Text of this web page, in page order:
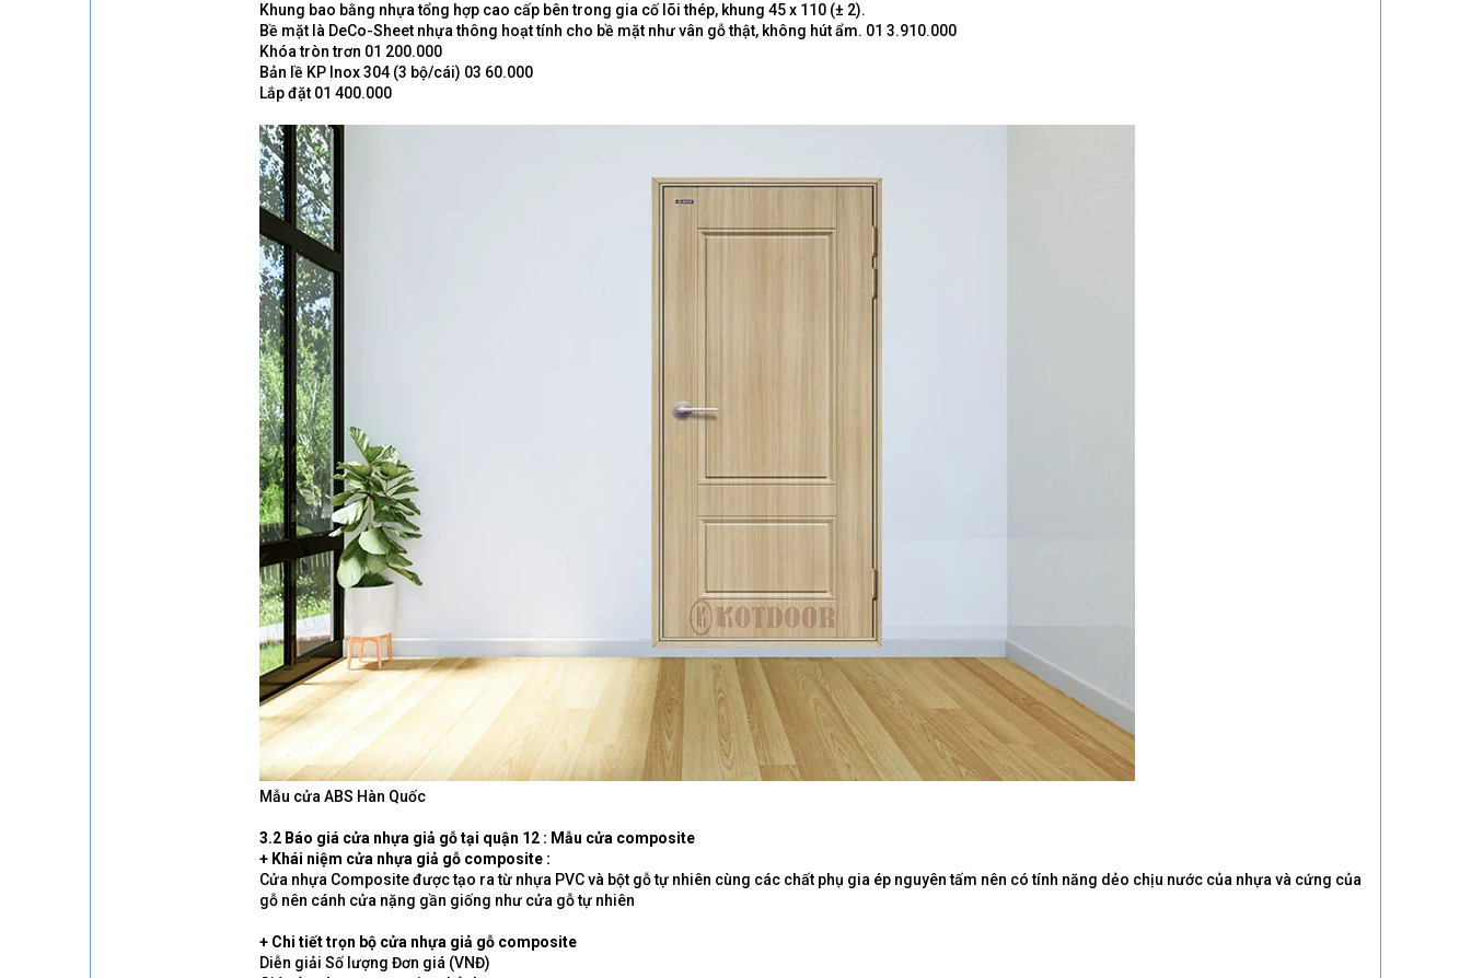
Khung bao bằng nhựa tổng hợp cao cấp bên trong gia cố lõi thép, khung 45 x 110 (± 2).
Bề mặt là DeCo-Sheet nhựa thông hoạt tính cho bề mặt như vân gỗ thật, không hút ẩm. 01 3.910.000
Khóa tròn trơn 01 200.000
Bản lề KP Inox 304 (3 bộ/cái) 03 60.000
Lắp đặt 01 400.000
Mẫu cửa ABS Hàn Quốc
3.2 Báo giá cửa nhựa giả gỗ tại quận 12 : Mẫu cửa composite
+ Khái niệm cửa nhựa giả gỗ composite :
Cửa nhựa Composite được tạo ra từ nhựa PVC và bột gỗ tự nhiên cùng các chất phụ gia ép nguyên tấm nên có tính năng dẻo chịu nước của nhựa và cứng của
gỗ nên cánh cửa nặng gần giống như cửa gỗ tự nhiên
+ Chi tiết trọn bộ cửa nhựa giả gỗ composite
Diễn giải Số lượng Đơn giá (VNĐ)